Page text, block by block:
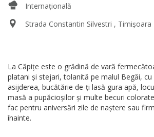
Internațională
Strada Constantin Silvestri , Timișoara
La Căpiţe este o grădină de vară
platani şi stejari, tolanită pe malul Begăi,
asijderea, bucătărie de-ţi lasă gura apă,
masă a pupăcioşilor şi multe becuri
fac pentru aniversări zile de naştere sau
înainte.